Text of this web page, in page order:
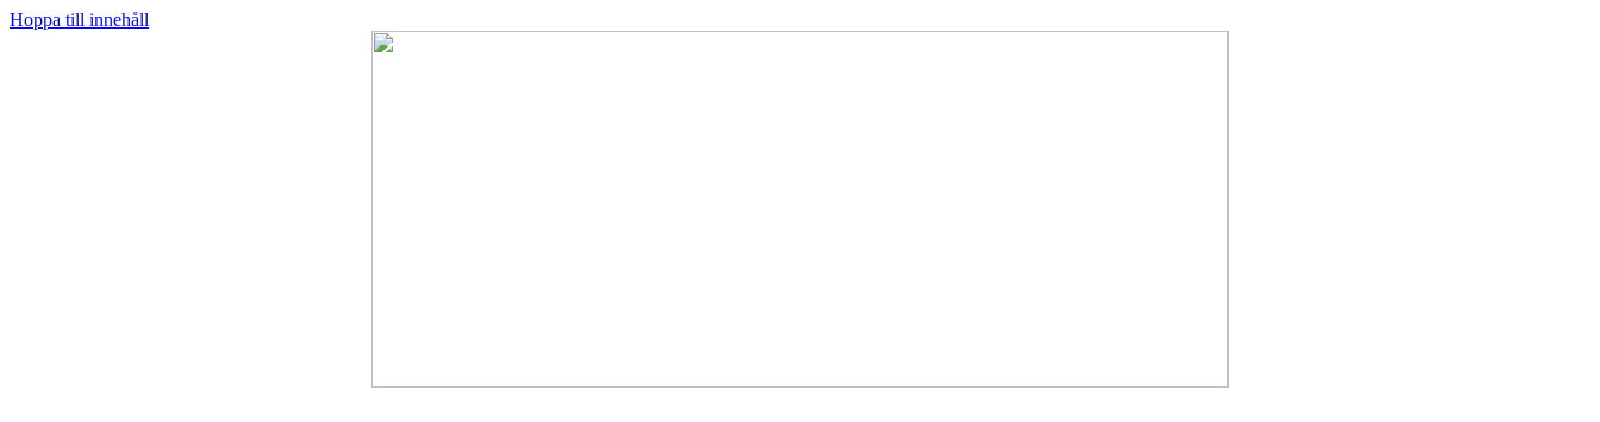
Hoppa till innehåll